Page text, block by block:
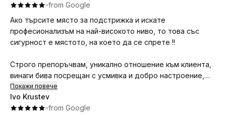
··from Google
Ако търсите място за подстрижка и искате
професионализъм на най-високото ниво, то това със
сигурност е мястото, на което да се спрете !!
Строго препоръчвам, уникално отношение към клиента,
винаги бива посрещан с усмивка и добро настроение,
дамата абслютно винаги си върши работата безупречно.
Едното качество, което ме грабна, беше факта, че Дени
Покажи повече
Ivo Krustev
··from Google